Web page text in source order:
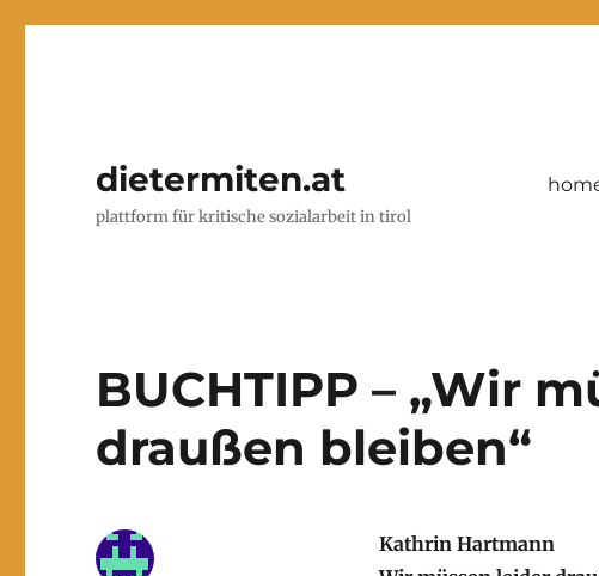
dietermiten.at
plattform für kritische sozialarbeit in tirol
BUCHTIPP – „Wir
draußen bleiben“
Kathrin Hartmann